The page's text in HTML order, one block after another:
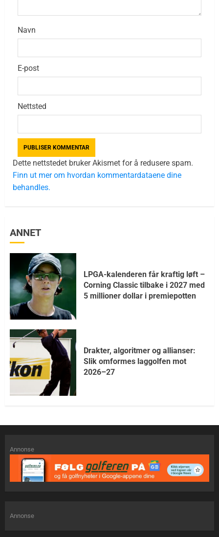
Navn
E-post
Nettsted
Dette nettstedet bruker Akismet for å redusere spam.
Finn ut mer om hvordan kommentardataene dine
behandles.
ANNET
LPGA-kalenderen får kraftig løft –
Corning Classic tilbake i 2027 med
5 millioner dollar i premiepotten
Drakter, algoritmer og allianser:
Slik omformes laggolfen mot
2026–27
Annonse
Annonse